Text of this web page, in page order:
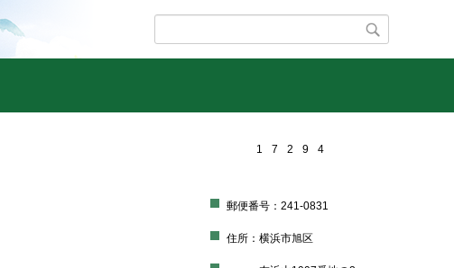
1 7 2 9 4
郵便番号：241-0831
住所：横浜市旭区